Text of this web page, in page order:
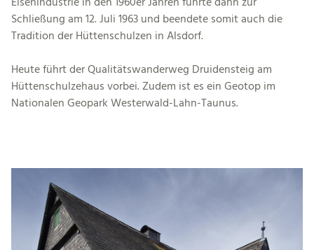
Schließung am 12. Juli 1963 und beendete somit auch die
Tradition der Hüttenschulzen in Alsdorf.
Heute führt der Qualitätswanderweg Druidensteig am
Hüttenschulzehaus vorbei. Zudem ist es ein Geotop im
Nationalen Geopark Westerwald-Lahn-Taunus.